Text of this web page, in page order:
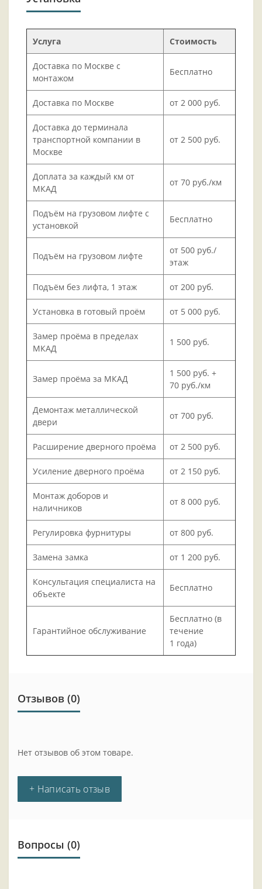
Услуга Стоимость
Доставка по Москве с
монтажом
Бесплатно
Доставка по Москве от 2 000 руб.
Доставка до терминала
транспортной компании в
Москве
от 2 500 руб.
Доплата за каждый км от
МКАД
от 70 руб./км
Подъём на грузовом лифте с
установкой
Бесплатно
Подъём на грузовом лифте
от 500 руб./
этаж
Подъём без лифта, 1 этаж от 200 руб.
Установка в готовый проём от 5 000 руб.
Замер проёма в пределах
МКАД
1 500 руб.
Замер проёма за МКАД
1 500 руб. +
70 руб./км
Демонтаж металлической
двери
от 700 руб.
Расширение дверного проёма от 2 500 руб.
Усиление дверного проёма от 2 150 руб.
Монтаж доборов и
наличников
от 8 000 руб.
Регулировка фурнитуры от 800 руб.
Замена замка от 1 200 руб.
Консультация специалиста на
объекте
Бесплатно
Гарантийное обслуживание
Бесплатно (в
течение
1 года)
Отзывов (0)
Нет отзывов об этом товаре.
+ Написать отзыв
Вопросы (0)